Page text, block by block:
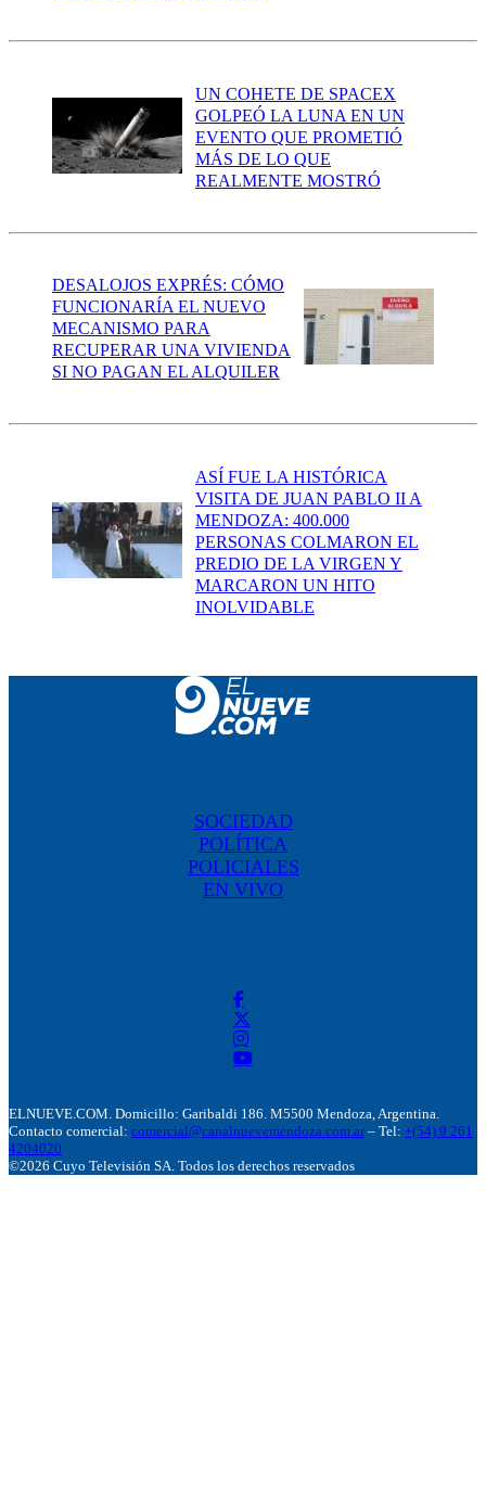
UN COHETE DE SPACEX
GOLPEÓ LA LUNA EN UN
EVENTO QUE PROMETIÓ
MÁS DE LO QUE
REALMENTE MOSTRÓ
DESALOJOS EXPRÉS: CÓMO
FUNCIONARÍA EL NUEVO
MECANISMO PARA
RECUPERAR UNA VIVIENDA
SI NO PAGAN EL ALQUILER
ASÍ FUE LA HISTÓRICA
VISITA DE JUAN PABLO II A
MENDOZA: 400.000
PERSONAS COLMARON EL
PREDIO DE LA VIRGEN Y
MARCARON UN HITO
INOLVIDABLE
SOCIEDAD
POLÍTICA
POLICIALES
EN VIVO
ELNUEVE.COM. Domicillo: Garibaldi 186. M5500 Mendoza, Argentina.
Contacto comercial: comercial@canalnuevemendoza.com.ar – Tel: +(54) 9 261
4204020
©2026 Cuyo Televisión SA. Todos los derechos reservados